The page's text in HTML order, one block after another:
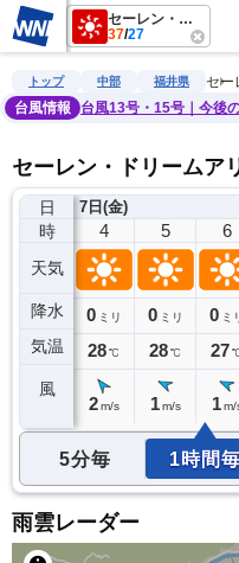
セーレン・ドリームアリーナ（福井県営体育館）
37/27
雨雲レーダー 台風情報 地
トップ 中部 福井県
セー
台風情報
台風13号・15号｜今後
セーレン・ドリームア
日
時
天気
降水
気温
風
7日(金)
3
0ミリ
27℃
4
0 ミリ
28℃
2 m/s
5
0 ミリ
28℃
1 m/s
6
0 ミ
27
1 m/
5分毎 1時間毎
雨雲レーダー